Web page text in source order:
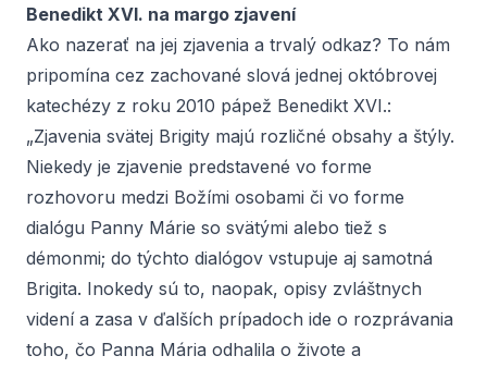
Benedikt XVI. na margo zjavení
Ako nazerať na jej zjavenia a trvalý odkaz? To nám
pripomína cez zachované slová jednej októbrovej
katechézy z roku 2010 pápež Benedikt XVI.:
„Zjavenia svätej Brigity majú rozličné obsahy a štýly.
Niekedy je zjavenie predstavené vo forme
rozhovoru medzi Božími osobami či vo forme
dialógu Panny Márie so svätými alebo tiež s
démonmi; do týchto dialógov vstupuje aj samotná
Brigita. Inokedy sú to, naopak, opisy zvláštnych
videní a zasa v ďalších prípadoch ide o rozprávania
toho, čo Panna Mária odhalila o živote a